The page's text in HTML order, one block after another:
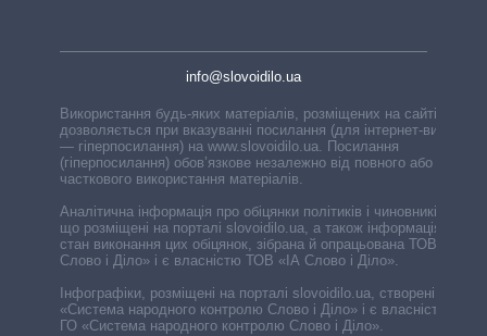
info@slovoidilo.ua
Використання будь-яких матеріалів, розміщених на сайті,
дозволяється при вказуванні посилання (для інтернет-видань
— гіперпосилання) на www.slovoidilo.ua. Посилання
(гіперпосилання) обов’язкове незалежно від повного або
часткового використання матеріалів.
Аналітична інформація про обіцянки політиків і чиновників,
що розміщені на порталі slovoidilo.ua, а також інформація про
стан виконання цих обіцянок, зібрана й опрацьована ТОВ «ІА
Слово і Діло» і є власністю ТОВ «ІА Слово і Діло».
Інфографіки, розміщені на порталі slovoidilo.ua, створені ГО
«Система народного контролю Слово і Діло» і є власністю
ГО «Система народного контролю Слово і Діло».